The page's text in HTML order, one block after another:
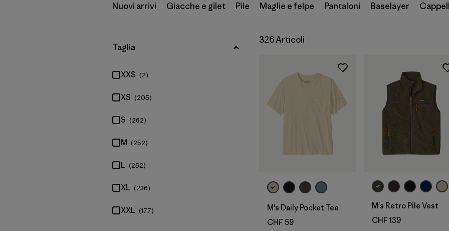
Caratteristiche
Nuovi arrivi Giacche e gilet Pile Maglie e felpe Pantaloni Baselayer
Filtra per
Taglia
XXS (2)
XS (205)
S (262)
M (252)
L (252)
XL (236)
XXL (177)
326 Articoli
M's Daily Pocket Tee
CHF 59
M's Retro Pile Vest
CHF 139